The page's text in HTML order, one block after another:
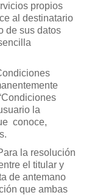
propios
al destinatario
de sus datos
la
conoce,
la resolución
el titular y
de antemano
que ambas